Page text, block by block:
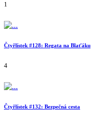
1
Čtyřlístek #128: Regata na Blaťáku
4
Čtyřlístek #132: Bezpečná cesta